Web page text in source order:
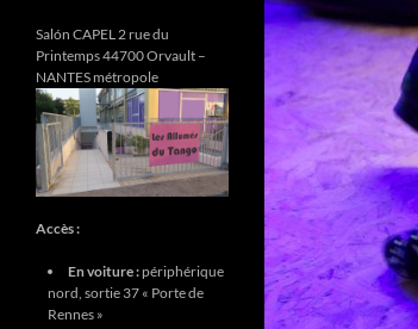
Salón CAPEL 2 rue du
Printemps 44700 Orvault –
NANTES métropole
Accès :
En voiture : périphérique
nord, sortie 37 « Porte de
Rennes »